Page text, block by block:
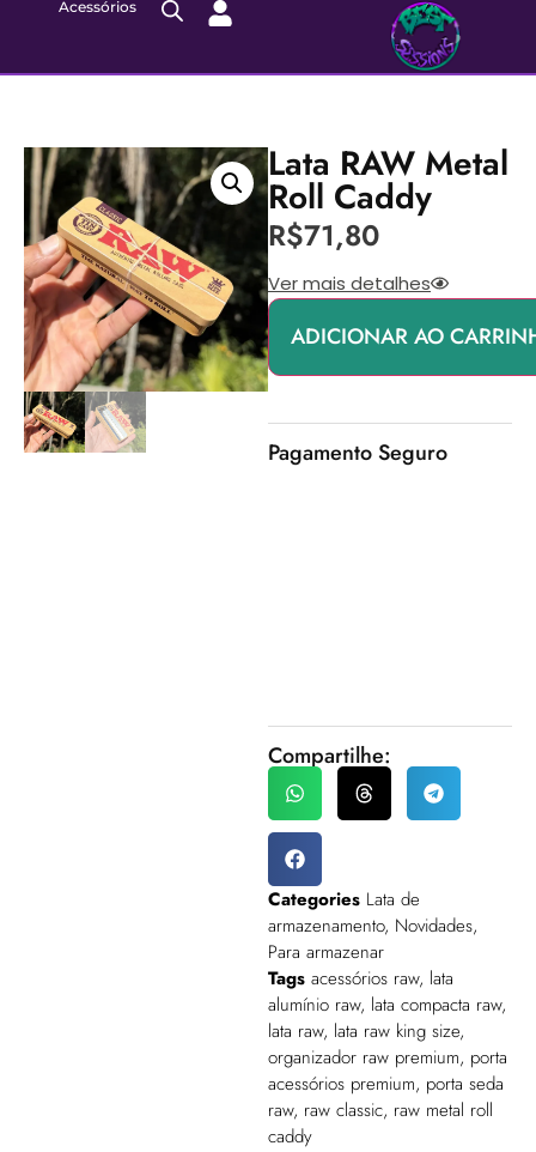
Acessórios
Lata RAW Metal
Roll Caddy
R$71,80
Pagamento Seguro
Compartilhe:
Categories Lata de
armazenamento, Novidades,
Para armazenar
Tags acessórios raw, lata
alumínio raw, lata compacta raw,
lata raw, lata raw king size,
organizador raw premium, porta
acessórios premium, porta seda
raw, raw classic, raw metal roll
caddy
Ver mais detalhes
ADICIONAR AO